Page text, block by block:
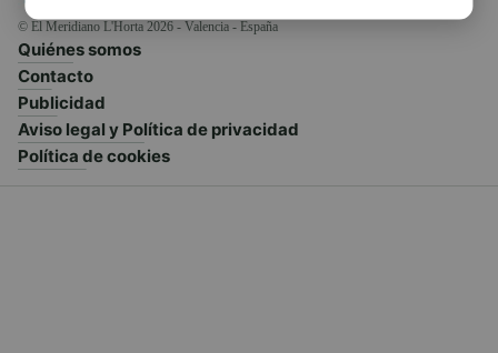
© El Meridiano L'Horta 2026 - Valencia - España
Quiénes somos
Contacto
Publicidad
Aviso legal y Política de privacidad
Política de cookies